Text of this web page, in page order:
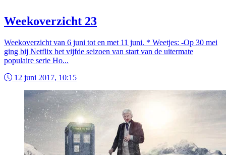
Weekoverzicht 23
Weekoverzicht van 6 juni tot en met 11 juni. * Weetjes: -Op 30 mei
ging bij Netflix het vijfde seizoen van start van de uitermate
populaire serie Ho...
12 juni 2017, 10:15